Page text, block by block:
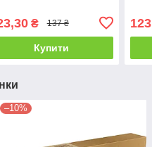
₴ 137 ₴
Купити
–10%